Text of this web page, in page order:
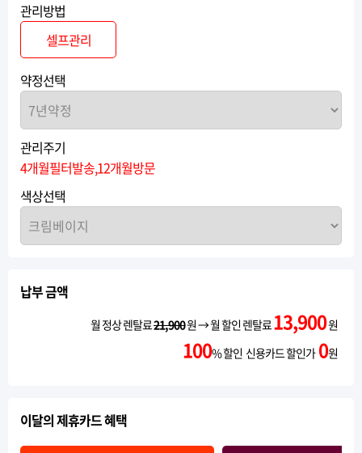
관리방법
셀프관리
약정선택
관리주기
4개월필터발송,12개월방문
색상선택
납부 금액
월 정상 렌탈료21,900원 → 월 할인 렌탈료13,900원
100% 할인 신용카드 할인가 0원
이달의 제휴카드 혜택